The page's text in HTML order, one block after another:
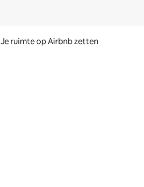
Je ruimte op Airbnb zetten